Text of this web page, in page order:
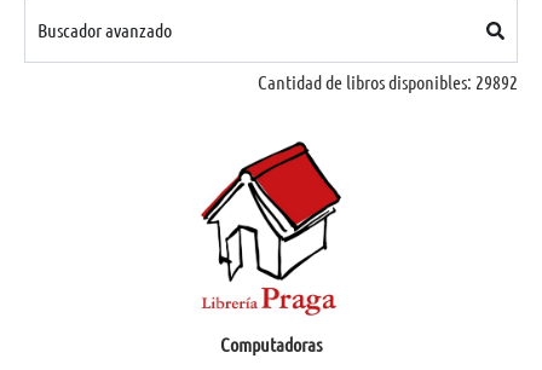
Buscador avanzado
Cantidad de libros disponibles: 29892
Computadoras